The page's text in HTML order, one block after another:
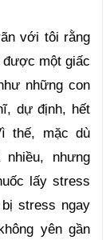
với tôi rằng
một giấc
những con
dự định, hết
thế, mặc dù
nhưng
lấy stress
stress ngay
yên gần